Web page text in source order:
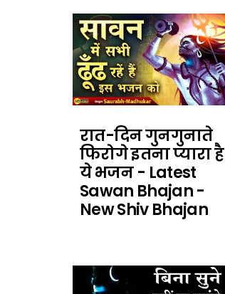
रात-दिन गुनगुनाते
फिरोगे इतना प्यारा है
ये भजन - Latest
Sawan Bhajan -
New Shiv Bhajan